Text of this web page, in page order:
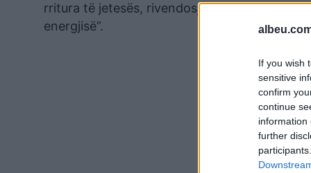
If you wish
sensitive
confirm
continue
information
further
rritura të jetesës, rivendosjen e pagave të
energjisë”.